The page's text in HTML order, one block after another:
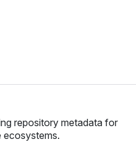
repository metadata for
ecosystems.